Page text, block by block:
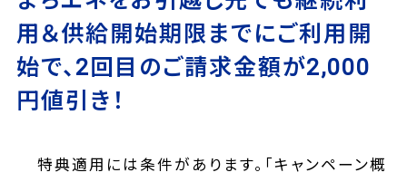
用＆供給開始期限までにご利用開
始で、2回目のご請求金額が2,000
円値引き！
特典適用には条件があります。「キャンペーン概